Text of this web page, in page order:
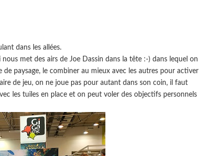
dans les allées.
met des airs de Joe Dassin dans la tête :-) dans lequel on
paysage, le combiner au mieux avec les autres pour activer
de jeu, on ne joue pas pour autant dans son coin, il faut
les tuiles en place et on peut voler des objectifs personnels